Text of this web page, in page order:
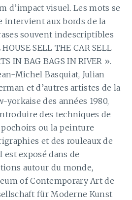
d’impact visuel. Les mots se
intervient aux bords de la
souvent indescriptibles
SELL THE CAR SELL
IN BAG BAGS IN RIVER ».
Michel Basquiat, Julian
et d’autres artistes de la
yorkaise des années 1980,
des techniques de
ou la peinture
et des rouleaux de
exposé dans de
autour du monde,
of Contemporary Art de
für Moderne Kunst